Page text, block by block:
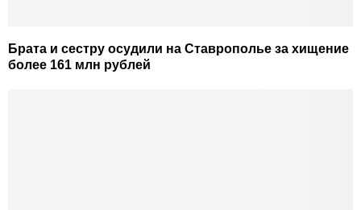
Брата и сестру осудили на Ставрополье за хищение
более 161 млн рублей